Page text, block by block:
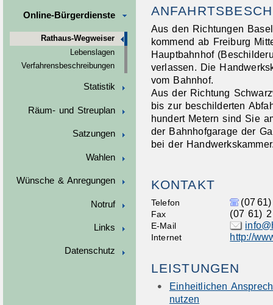
Online-Bürgerdienste
Rathaus-Wegweiser
Lebenslagen
Verfahrensbeschreibungen
Statistik
Räum- und Streuplan
Satzungen
Wahlen
Wünsche & Anregungen
Notruf
Links
Datenschutz
Aus den Richtungen
kommend ab Freiburg
Hauptbahnhof
verlassen. Die
vom Bahnhof.
Aus der Richtung
bis zur beschilderten
hundert Metern sind Sie
der Bahnhofgarage der
bei der
KONTAKT
Telefon (07
Fax (07 61) 2
E-Mail
Internet http://
LEISTUNGEN
Einheitlichen
nutzen